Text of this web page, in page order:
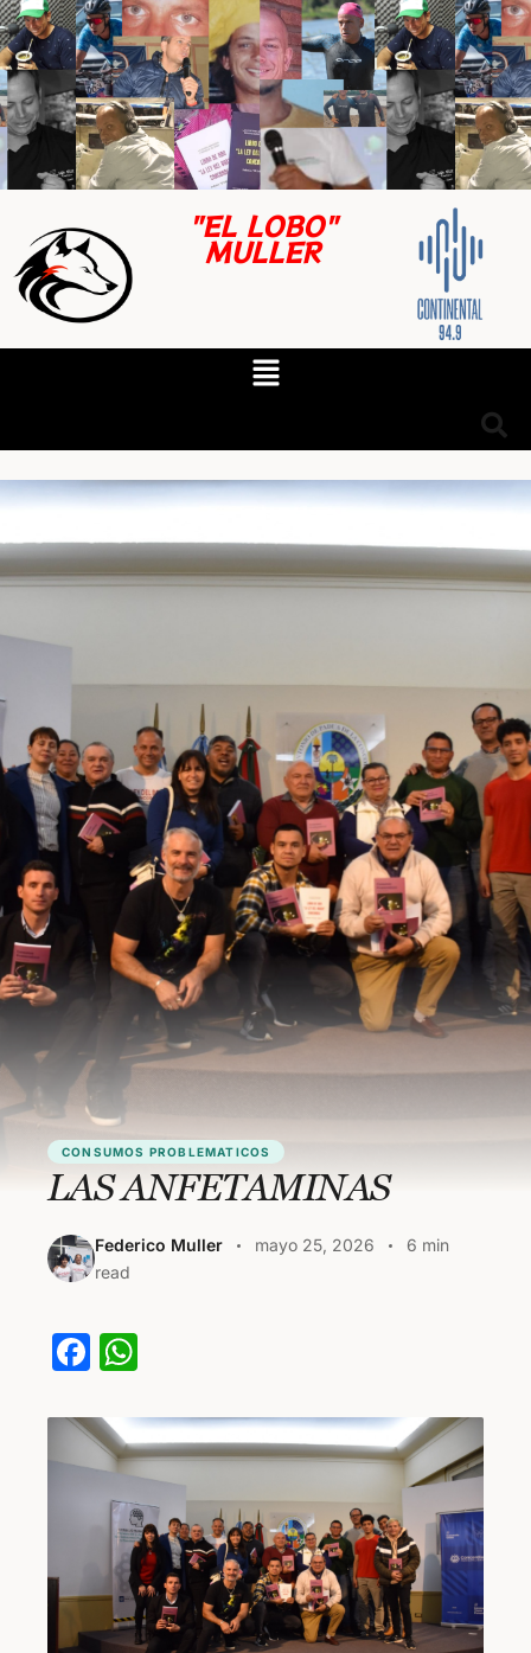
"EL LOBO"
MULLER
CONSUMOS PROBLEMATICOS
LAS ANFETAMINAS
Federico Muller mayo 25, 2026
6 min
read
F
c
e
b
o
o
k
at
s
A
p
p